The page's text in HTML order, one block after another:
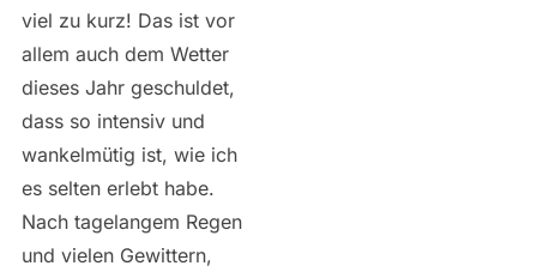
viel zu kurz! Das ist vor
allem auch dem Wetter
dieses Jahr geschuldet,
dass so intensiv und
wankelmütig ist, wie ich
es selten erlebt habe.
Nach tagelangem Regen
und vielen Gewittern,